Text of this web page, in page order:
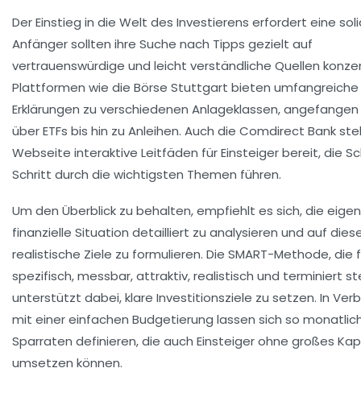
Der Einstieg in die Welt des Investierens erfordert eine
Anfänger sollten ihre Suche nach Tipps gezielt auf
vertrauenswürdige und leicht verständliche Quellen
Plattformen wie die Börse Stuttgart bieten umfangreiche
Erklärungen zu verschiedenen Anlageklassen,
über ETFs bis hin zu Anleihen. Auch die Comdirect Bank
Webseite interaktive Leitfäden für Einsteiger bereit, die
Schritt durch die wichtigsten Themen führen.
Um den Überblick zu behalten, empfiehlt es sich, die
finanzielle Situation detailliert zu analysieren und auf
realistische Ziele zu formulieren. Die SMART-Methode, die
spezifisch, messbar, attraktiv, realistisch und terminiert
unterstützt dabei, klare Investitionsziele zu setzen. In
mit einer einfachen Budgetierung lassen sich so
Sparraten definieren, die auch Einsteiger ohne großes
umsetzen können.